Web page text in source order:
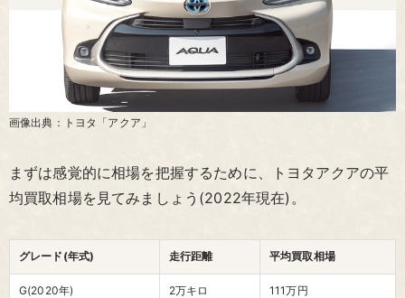
画像出典：トヨタ「アクア」
まずは感覚的に相場を把握するために、トヨタアクアの平
均買取相場を見てみましょう(2022年現在)。
グレード(年式) 走行距離 平均買取相場
G(2020年) 2万キロ 111万円